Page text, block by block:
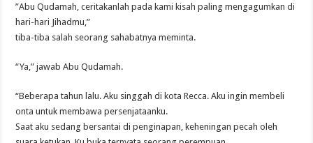
”Abu Qudamah, ceritakanlah pada kami kisah paling mengagumkan di
hari-hari Jihadmu,”
tiba-tiba salah seorang sahabatnya meminta.
“Ya,” jawab Abu Qudamah.
“Beberapa tahun lalu. Aku singgah di kota Recca. Aku ingin membeli
onta untuk membawa persenjataanku.
Saat aku sedang bersantai di penginapan, keheningan pecah oleh